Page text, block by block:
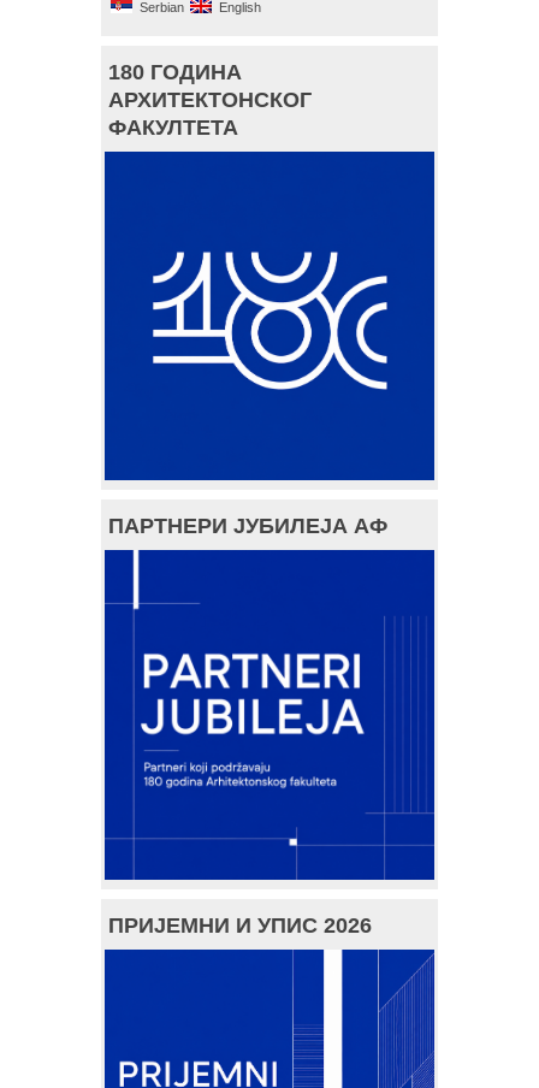
Serbian English
180 ГОДИНА
АРХИТЕКТОНСКОГ
ФАКУЛТЕТА
ПАРТНЕРИ ЈУБИЛЕЈА АФ
ПРИЈЕМНИ И УПИС 2026